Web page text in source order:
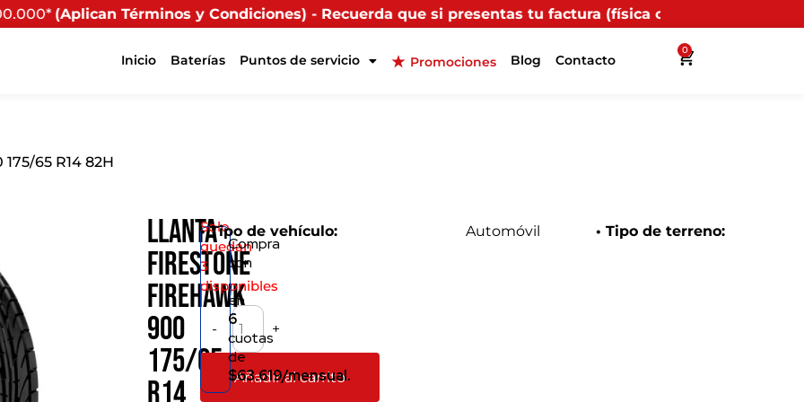
y Condiciones) - Recuerda que si presentas tu factura (física o digital) en uno de nuestros
Inicio Baterías Puntos de servicio Promociones Blog Contacto
0
65 R14 82H
Llanta
Firestone
Firehawk
900
175/65
R14
Solo
quedan
3
disponibles
- +
Añadir al carrito
Compra
con
en
6
cuotas
de
$63.619/mensual.
• Tipo de vehículo: Automóvil • Tipo de terreno: